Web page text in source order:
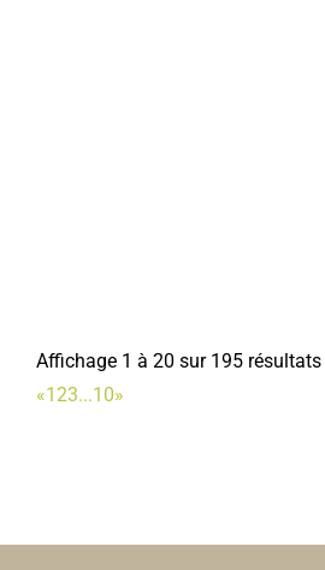
Affichage 1 à 20 sur 195 résultats
«123...10»